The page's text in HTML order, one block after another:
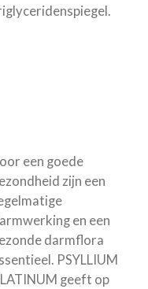
een goede
zijn een
en een
darmflora
PSYLLIUM
geeft op